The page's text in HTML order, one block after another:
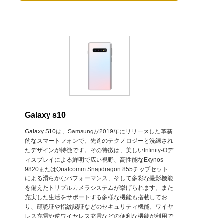
Galaxy s10
Galaxy S10は、Samsungが2019年にリリースした革新
的なスマートフォンで、先進のテクノロジーと洗練され
たデザインが特徴です。その特徴は、美しいInfinity-Oデ
ィスプレイによる鮮明で広い視野、高性能なExynos
9820またはQualcomm Snapdragon 855チップセット
による滑らかなパフォーマンス、そして多彩な撮影機能
を備えたトリプルカメラシステムが挙げられます。また
充実した生活をサポートする多様な機能も搭載してお
り、顔認証や指紋認証などのセキュリティ機能、ワイヤ
レス充電や逆ワイヤレス充電などの便利な機能が利用で